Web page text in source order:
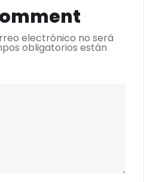
electrónico no será
obligatorios están